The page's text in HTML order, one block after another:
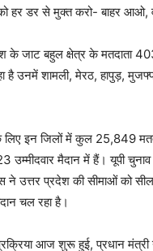
हर डर से मुक्त करो- बाहर आओ,
के जाट बहुल क्षेत्र के मतदाता
है उनमें शामली, मेरठ, हापुड़,
इन जिलों में कुल 25,849
मैदान में हैं। यूपी
ने उत्तर प्रदेश की सीमाओं को
चल रहा है।
आज शुरू हुई, प्रधान